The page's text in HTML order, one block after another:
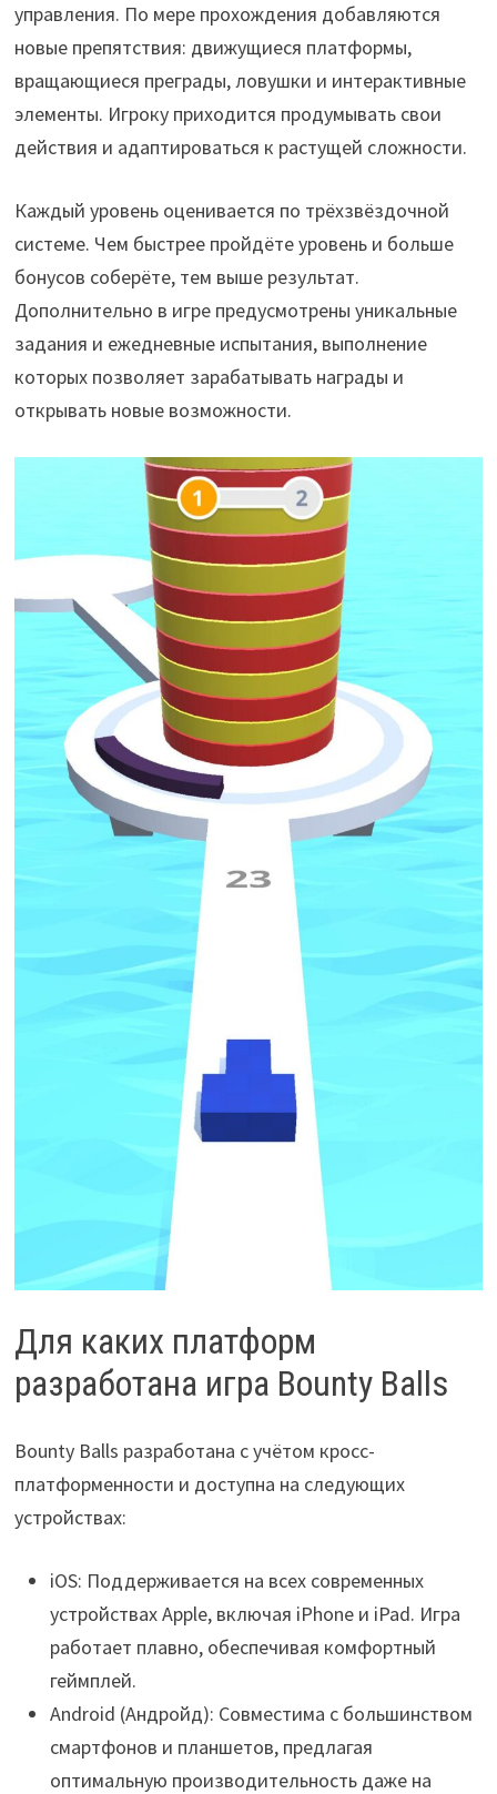
управления. По мере прохождения добавляются
новые препятствия: движущиеся платформы,
вращающиеся преграды, ловушки и интерактивные
элементы. Игроку приходится продумывать свои
действия и адаптироваться к растущей сложности.
Каждый уровень оценивается по трёхзвёздочной
системе. Чем быстрее пройдёте уровень и больше
бонусов соберёте, тем выше результат.
Дополнительно в игре предусмотрены уникальные
задания и ежедневные испытания, выполнение
которых позволяет зарабатывать награды и
открывать новые возможности.
Для каких платформ
разработана игра Bounty Balls
Bounty Balls разработана с учётом кросс-
платформенности и доступна на следующих
устройствах:
iOS: Поддерживается на всех современных
устройствах Apple, включая iPhone и iPad. Игра
работает плавно, обеспечивая комфортный
геймплей.
Android (Андройд): Совместима с большинством
смартфонов и планшетов, предлагая
оптимальную производительность даже на